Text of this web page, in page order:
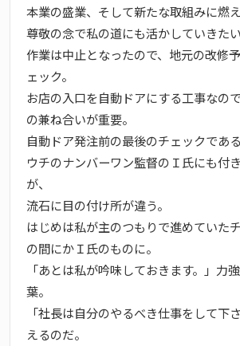
本業の盛業、そして新たな取組みに燃え
尊敬の念で私の道にも活かしていきたい
作業は中止となったので、地元の改修
ェック。
お店の入口を自動ドアにする工事なの
の兼ね合いが重要。
自動ドア発注前の最後のチェックである
ウチのナンバーワン監督のＩ氏にも付
が、
流石に目の付け所が違う。
はじめは私が主のつもりで進めていた
の間にかＩ氏のものに。
「あとは私が吟味しておきます。」力
葉。
「社長は自分のやるべき仕事をして下
えるのだ。